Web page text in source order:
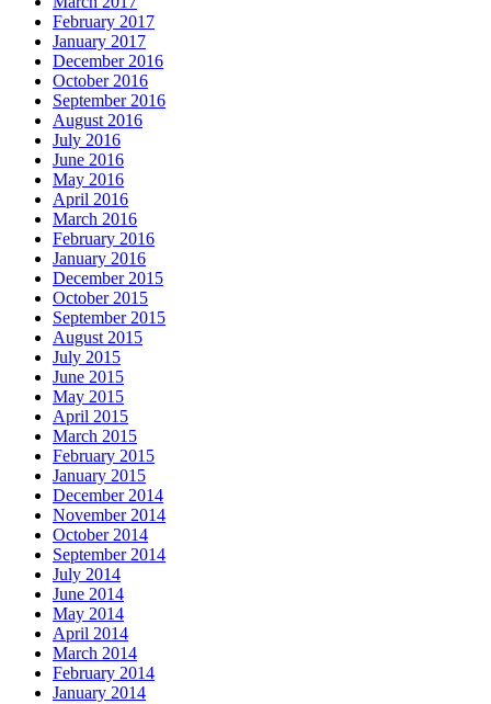
February 2017
January 2017
December 2016
October 2016
September 2016
August 2016
July 2016
June 2016
May 2016
April 2016
March 2016
February 2016
January 2016
December 2015
October 2015
September 2015
August 2015
July 2015
June 2015
May 2015
April 2015
March 2015
February 2015
January 2015
December 2014
November 2014
October 2014
September 2014
July 2014
June 2014
May 2014
April 2014
March 2014
February 2014
January 2014